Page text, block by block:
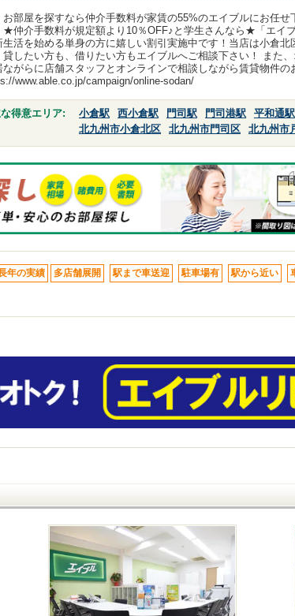
お部屋を探すなら仲介手数料が家賃の55%のエイブルにお任
★仲介手数料が規定額より10％OFF♪と学生さんなら★「エイ
生活を始める単身の方に嬉しい割引実施中です！当店は小倉
貸したい方も、借りたい方もエイブルへご相談下さい！ また
ながらに店舗スタッフとオンラインで相談しながら賃貸物件の
www.able.co.jp/campaign/online-sodan/
得意エリア: 小倉駅 西小倉駅 門司駅 門司港駅 平和通駅
北九州市小倉北区
北九州市門司区 北九州市
年の実績 多店舗展開 駅まで車送迎 駐車場有 駅から近い